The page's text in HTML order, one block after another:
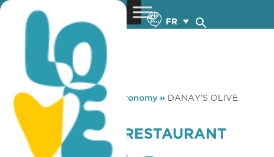
FR
You are here: Home »Gastronomy» DANAY’S OLIVE
RESTAURANT
DANAY’S OLIVE RESTAURANT